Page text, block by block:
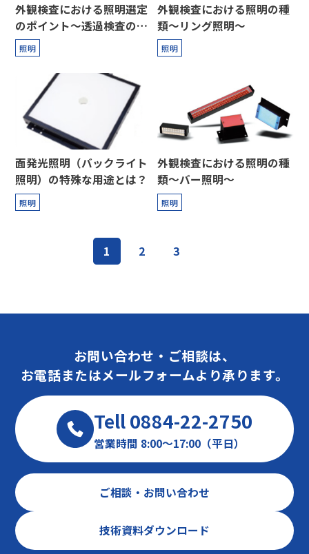
外観検査における照明選定
のポイント～透過検査の場
合～
照明
外観検査における照明の種
類～リング照明～
照明
面発光照明（バックライト
照明）の特殊な用途とは？
照明
外観検査における照明の種
類～バー照明～
照明
ペ
送
り
1 2 3
お問い合わせ・ご相談は、
お電話またはメールフォームより承ります。
Tell 0884-22-2750
営業時間 8:00～17:00（平日）
ご相談・お問い合わせ
技術資料ダウンロード